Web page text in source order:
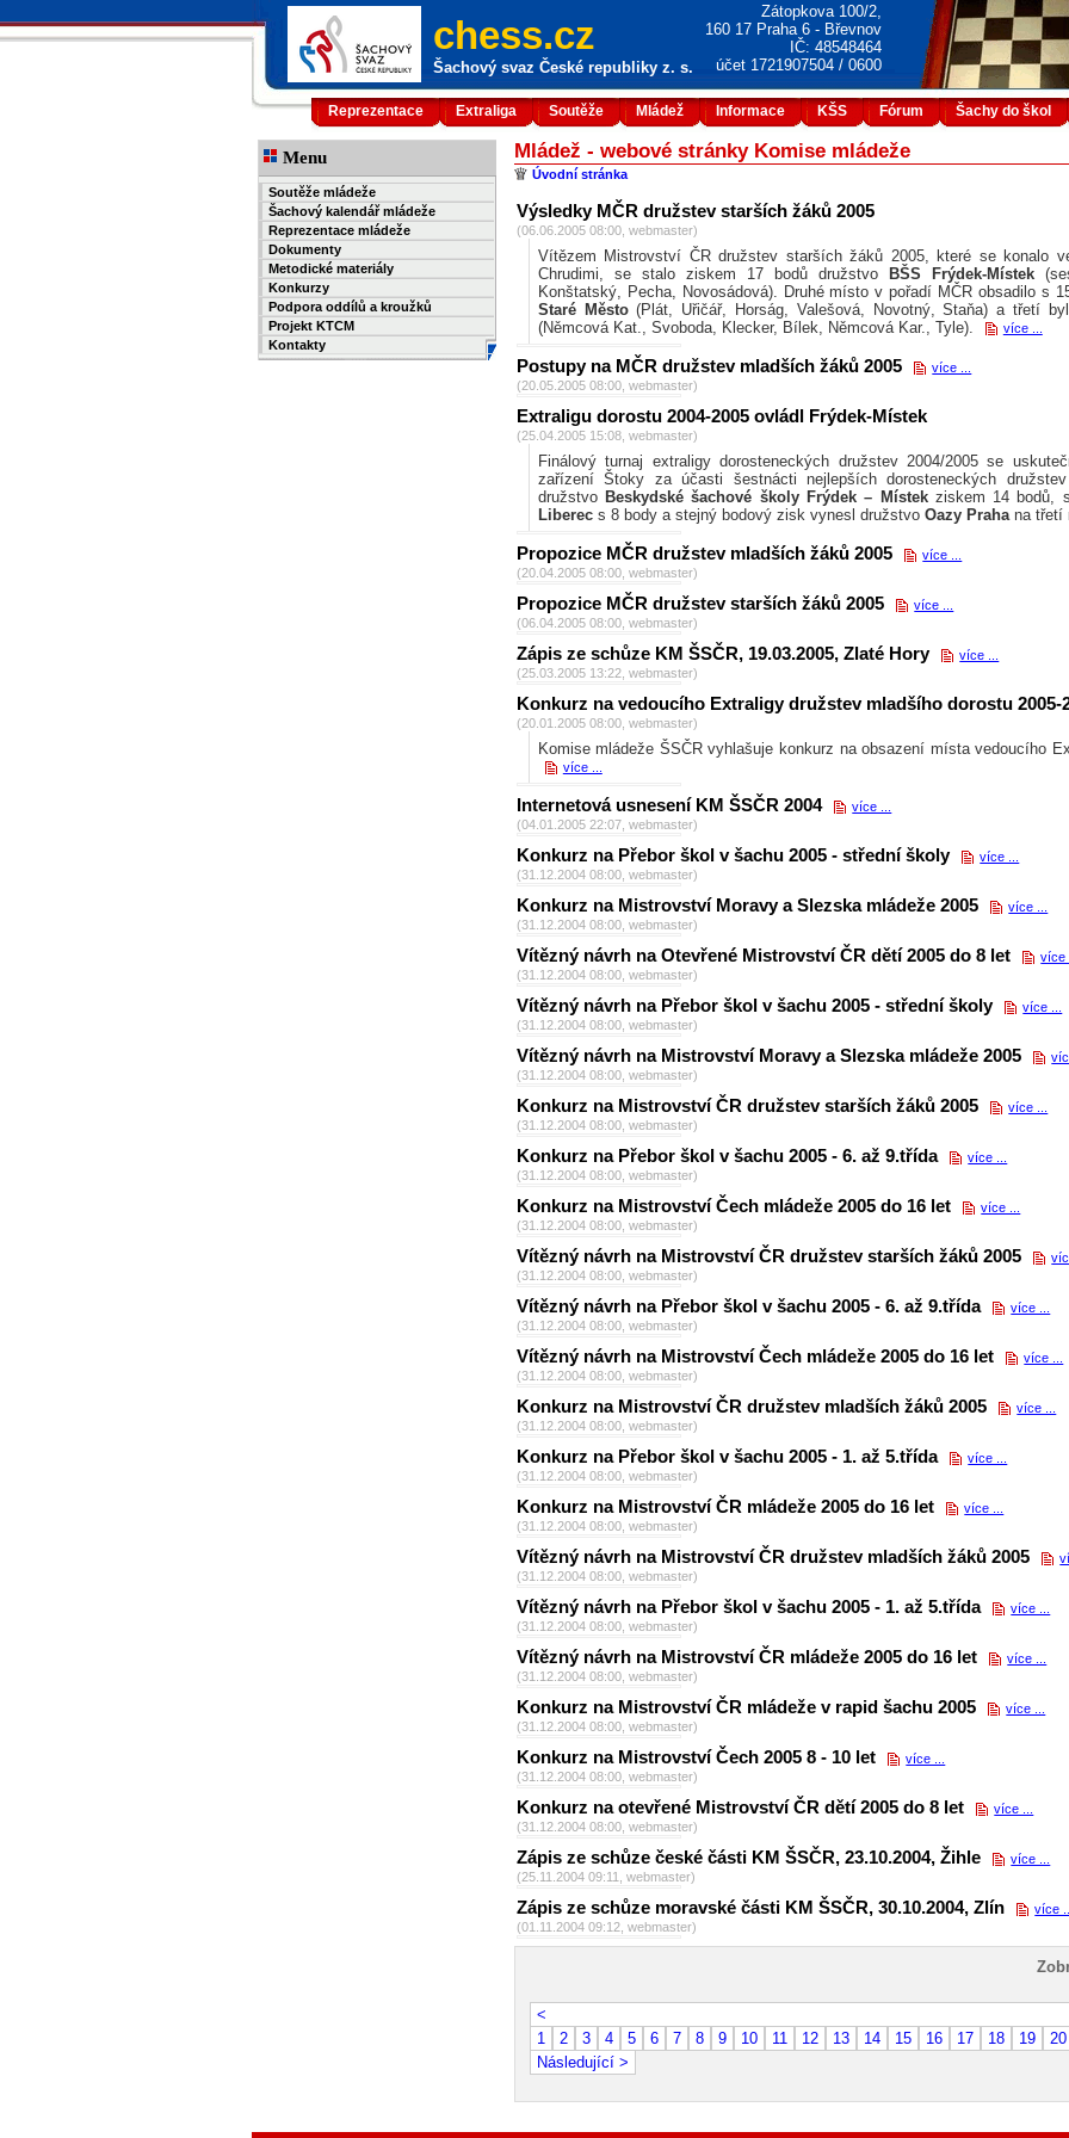
chess.cz
Šachový svaz České republiky z. s.
Zátopkova 100/2,
160 17 Praha 6 - Břevnov
IČ: 48548464
účet 1721907504 / 0600
Reprezentace Extraliga Soutěže Mládež Informace KŠS Fórum Šachy do škol
Menu
Soutěže mládeže
Šachový kalendář mládeže
Reprezentace mládeže
Dokumenty
Metodické materiály
Konkurzy
Podpora oddílů a kroužků
Projekt KTCM
Kontakty
Mládež - webové stránky Komise mládeže
Úvodní stránka
Výsledky MČR družstev starších žáků 2005
(06.06.2005 08:00, webmaster)
Vítězem Mistrovství ČR družstev starších žáků 2005, které se konalo
Chrudimi, se stalo ziskem 17 bodů družstvo BŠS Frýdek-Místek
Konštatský, Pecha, Novosádová). Druhé místo v pořadí MČR obsadilo s
Staré Město(Plát, Uřičář, Horság, Valešová, Novotný, Staňa) a třetí
(Němcová Kat., Svoboda, Klecker, Bílek, Němcová Kar., Tyle).
více ...
Postupy na MČR družstev mladších žáků 2005
více ...
(20.05.2005 08:00, webmaster)
Extraligu dorostu 2004-2005 ovládl Frýdek-Místek
(25.04.2005 15:08, webmaster)
Finálový turnaj extraligy dorosteneckých družstev 2004/2005 se
zařízení Štoky za účasti šestnácti nejlepších dorosteneckých
družstvoBeskydské šachové školy Frýdek – Místekziskem 14 bodů,
Liberecs 8 body a stejný bodový zisk vynesl družstvo Oazy Prahana třetí
Propozice MČR družstev mladších žáků 2005
více ...
(20.04.2005 08:00, webmaster)
Propozice MČR družstev starších žáků 2005
více ...
(06.04.2005 08:00, webmaster)
Zápis ze schůze KM ŠSČR, 19.03.2005, Zlaté Hory
více ...
(25.03.2005 13:22, webmaster)
Konkurz na vedoucího Extraligy družstev mladšího dorostu 2005-
(20.01.2005 08:00, webmaster)
Komise mládeže ŠSČR vyhlašuje konkurz na obsazení místa vedoucího
více ...
Internetová usnesení KM ŠSČR 2004
více ...
(04.01.2005 22:07, webmaster)
Konkurz na Přebor škol v šachu 2005 - střední školy
více ...
(31.12.2004 08:00, webmaster)
Konkurz na Mistrovství Moravy a Slezska mládeže 2005
více ...
(31.12.2004 08:00, webmaster)
Vítězný návrh na Otevřené Mistrovství ČR dětí 2005 do 8 let
více
(31.12.2004 08:00, webmaster)
Vítězný návrh na Přebor škol v šachu 2005 - střední školy
více ...
(31.12.2004 08:00, webmaster)
Vítězný návrh na Mistrovství Moravy a Slezska mládeže 2005
(31.12.2004 08:00, webmaster)
Konkurz na Mistrovství ČR družstev starších žáků 2005
více ...
(31.12.2004 08:00, webmaster)
Konkurz na Přebor škol v šachu 2005 - 6. až 9.třída
více ...
(31.12.2004 08:00, webmaster)
Konkurz na Mistrovství Čech mládeže 2005 do 16 let
více ...
(31.12.2004 08:00, webmaster)
Vítězný návrh na Mistrovství ČR družstev starších žáků 2005
(31.12.2004 08:00, webmaster)
Vítězný návrh na Přebor škol v šachu 2005 - 6. až 9.třída
více ...
(31.12.2004 08:00, webmaster)
Vítězný návrh na Mistrovství Čech mládeže 2005 do 16 let
více ...
(31.12.2004 08:00, webmaster)
Konkurz na Mistrovství ČR družstev mladších žáků 2005
více ...
(31.12.2004 08:00, webmaster)
Konkurz na Přebor škol v šachu 2005 - 1. až 5.třída
více ...
(31.12.2004 08:00, webmaster)
Konkurz na Mistrovství ČR mládeže 2005 do 16 let
více ...
(31.12.2004 08:00, webmaster)
Vítězný návrh na Mistrovství ČR družstev mladších žáků 2005
(31.12.2004 08:00, webmaster)
Vítězný návrh na Přebor škol v šachu 2005 - 1. až 5.třída
více ...
(31.12.2004 08:00, webmaster)
Vítězný návrh na Mistrovství ČR mládeže 2005 do 16 let
více ...
(31.12.2004 08:00, webmaster)
Konkurz na Mistrovství ČR mládeže v rapid šachu 2005
více ...
(31.12.2004 08:00, webmaster)
Konkurz na Mistrovství Čech 2005 8 - 10 let
více ...
(31.12.2004 08:00, webmaster)
Konkurz na otevřené Mistrovství ČR dětí 2005 do 8 let
více ...
(31.12.2004 08:00, webmaster)
Zápis ze schůze české části KM ŠSČR, 23.10.2004, Žihle
více ...
(25.11.2004 09:11, webmaster)
Zápis ze schůze moravské části KM ŠSČR, 30.10.2004, Zlín
více ...
(01.11.2004 09:12, webmaster)
<
1
2 3 4 5 6 7 8 9 10 11 12 13 14 15 16 17 18 19 20
Následující >